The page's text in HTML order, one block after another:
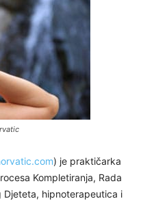
) je praktičarka
Kompletiranja, Rada
Djeteta, hipnoterapeutica i